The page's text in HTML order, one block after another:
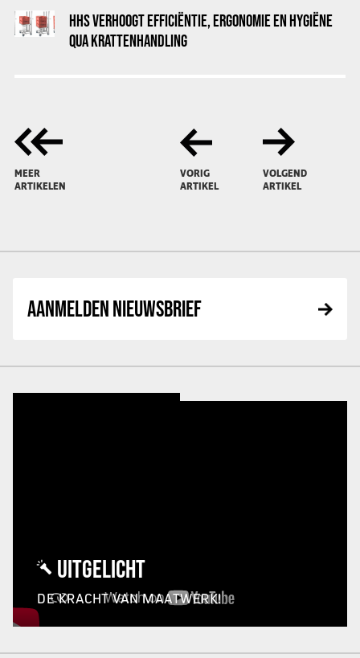
HHS VERHOOGT EFFICIËNTIE, ERGONOMIE EN HYGIËNE
QUA KRATTENHANDLING
MEER
ARTIKELEN
VORIG
ARTIKEL
VOLGEND
ARTIKEL
AANMELDEN NIEUWSBRIEF
UITGELICHT
DE KRACHT VAN MAATWERK!